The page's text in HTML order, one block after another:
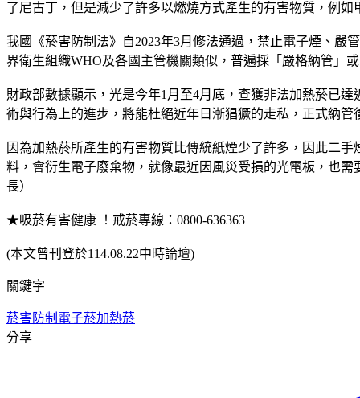
了尼古丁，但是減少了許多以燃燒方式產生的有害物質，例
我國《菸害防制法》自2023年3月修法通過，禁止電子煙、嚴
界衛生組織WHO及各國主管機關類似，普遍採「嚴格納管」
財政部數據顯示，光是今年1月至4月底，查獲非法加熱菸已
術與行為上的進步，將能杜絕近年日漸猖獗的走私，正式納
因為加熱菸所產生的有害物質比傳統紙煙少了許多，因此二
料，會衍生電子廢棄物，就像最近因風災受損的光電板，也
長）
★吸菸有害健康 ！戒菸專線：0800-636363
(本文曾刊登於114.08.22中時論壇)
關鍵字
菸害防制 電子菸加熱菸
分享